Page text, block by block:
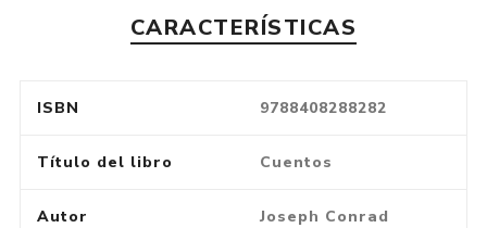
CARACTERÍSTICAS
ISBN 9788408288282
Título del libro Cuentos
Autor Joseph Conrad